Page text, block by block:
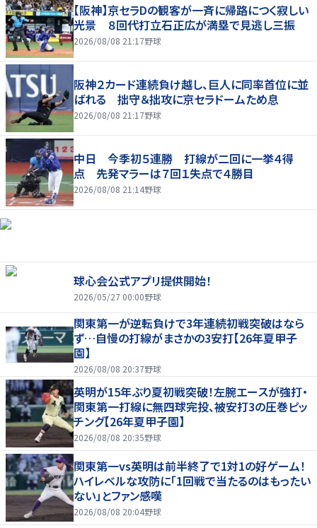
【阪神】京セラDの観客が一斉に帰路につく寂しい
光景 ８回代打立石正広が満塁で見逃し三振
2026/08/08 21:17野球
阪神２カード連続負け越し、巨人に同率首位に並
ばれる 拙守＆拙攻に京セラドームため息
2026/08/08 21:17野球
中日 今季初５連勝 打線が二回に一挙４得
点 先発マラーは７回１失点で４勝目
2026/08/08 21:14野球
球心会公式アプリ提供開始！
2026/05/27 00:00野球
関東第一が逆転負けで3年連続初戦突破はなら
ず…自慢の打線がまさかの3安打【26年夏甲子
園】
2026/08/08 20:37野球
英明が15年ぶり夏初戦突破！左腕エースが強打・
関東第一打線に無四球完投、被安打3の圧巻ピッ
チング【26年夏甲子園】
2026/08/08 20:35野球
関東第一vs英明は前半終了で1対1の好ゲーム！
ハイレベルな攻防に「1回戦で当たるのはもったい
ない」とファン感嘆
2026/08/08 20:04野球